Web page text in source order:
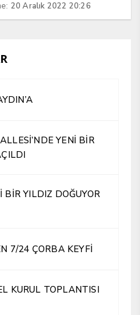
20 Aralık 2022 20:26
YENİ BİR
YILDIZ DOĞUYOR
7/24 ÇORBA KEYFİ
KURUL TOPLANTISI